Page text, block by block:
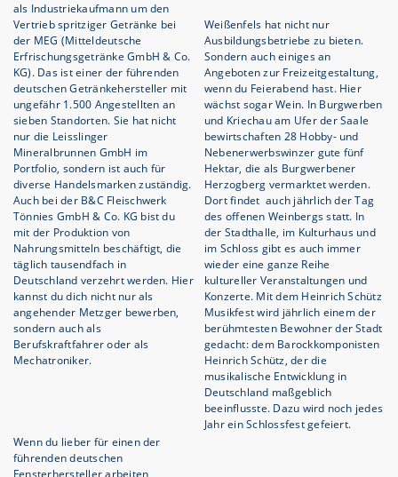
als Industriekaufmann um den
Vertrieb spritziger Getränke bei
der MEG (Mitteldeutsche
Erfrischungsgetränke GmbH & Co.
KG). Das ist einer der führenden
deutschen Getränkehersteller mit
ungefähr 1.500 Angestellten an
sieben Standorten. Sie hat nicht
nur die Leisslinger
Mineralbrunnen GmbH im
Portfolio, sondern ist auch für
diverse Handelsmarken zuständig.
Auch bei der B&C Fleischwerk
Tönnies GmbH & Co. KG bist du
mit der Produktion von
Nahrungsmitteln beschäftigt, die
täglich tausendfach in
Deutschland verzehrt werden. Hier
kannst du dich nicht nur als
angehender Metzger bewerben,
sondern auch als
Berufskraftfahrer oder als
Mechatroniker.
Wenn du lieber für einen der
führenden deutschen
Fensterhersteller arbeiten
Weißenfels hat nicht nur
Ausbildungsbetriebe zu bieten.
Sondern auch einiges an
Angeboten zur Freizeitgestaltung,
wenn du Feierabend hast. Hier
wächst sogar Wein. In Burgwerben
und Kriechau am Ufer der Saale
bewirtschaften 28 Hobby- und
Nebenerwerbswinzer gute fünf
Hektar, die als Burgwerbener
Herzogberg vermarktet werden.
Dort findet auch jährlich der Tag
des offenen Weinbergs statt. In
der Stadthalle, im Kulturhaus und
im Schloss gibt es auch immer
wieder eine ganze Reihe
kultureller Veranstaltungen und
Konzerte. Mit dem Heinrich Schütz
Musikfest wird jährlich einem der
berühmtesten Bewohner der Stadt
gedacht: dem Barockkomponisten
Heinrich Schütz, der die
musikalische Entwicklung in
Deutschland maßgeblich
beeinflusste. Dazu wird noch jedes
Jahr ein Schlossfest gefeiert.